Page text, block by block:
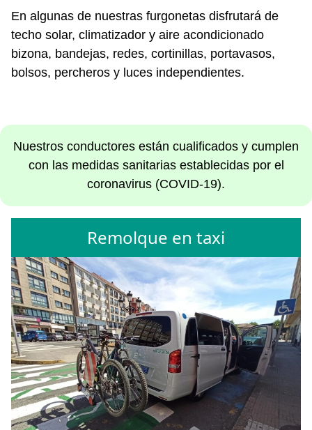
En algunas de nuestras furgonetas disfrutará de
techo solar, climatizador y aire acondicionado
bizona, bandejas, redes, cortinillas, portavasos,
bolsos, percheros y luces independientes.
Nuestros conductores están cualificados y cumplen
con las medidas sanitarias establecidas por el
coronavirus (COVID-19).
Remolque en taxi